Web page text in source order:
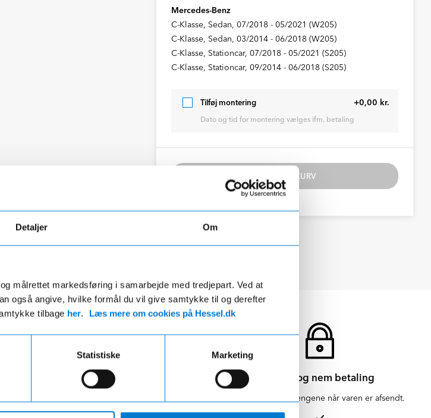
Detaljer Om
målrettet markedsføring i samarbejde med tredjepart. Ved at
også angive, hvilke formål du vil give samtykke til og derefter
tilbage her. Læs mere om cookies på Hessel.dk
Statistiske Marketing
Mercedes-Benz
C-Klasse, Sedan, 07/2018 - 05/2021 (W205)
C-Klasse, Sedan, 03/2014 - 06/2018 (W205)
C-Klasse, Stationcar, 07/2018 - 05/2021 (S205)
C-Klasse, Stationcar, 09/2014 - 06/2018 (S205)
Tilføj montering +0,00 kr.
Dato og tid for montering vælges ifm. betaling
TILFØJ TIL KURV
Hurtig levering
hverdage
Sikker og nem betaling
Vi hæver først pengene når varen er afsendt.